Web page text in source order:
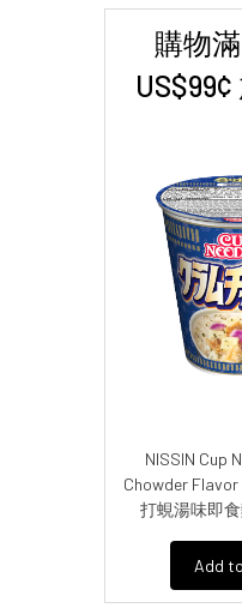
購物
US$99¢
NISSIN Cup
Chowder
打蜆湯味即
Add